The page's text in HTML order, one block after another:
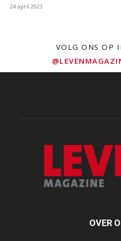
24 april 2023
VOLG ONS OP
OVER